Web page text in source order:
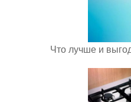
Что лучше и